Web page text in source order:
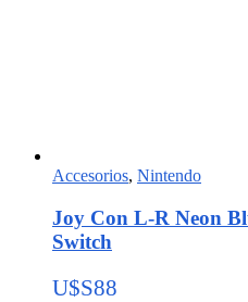
Accesorios, Nintendo
Joy Con L-R Neon
Switch
U$S88